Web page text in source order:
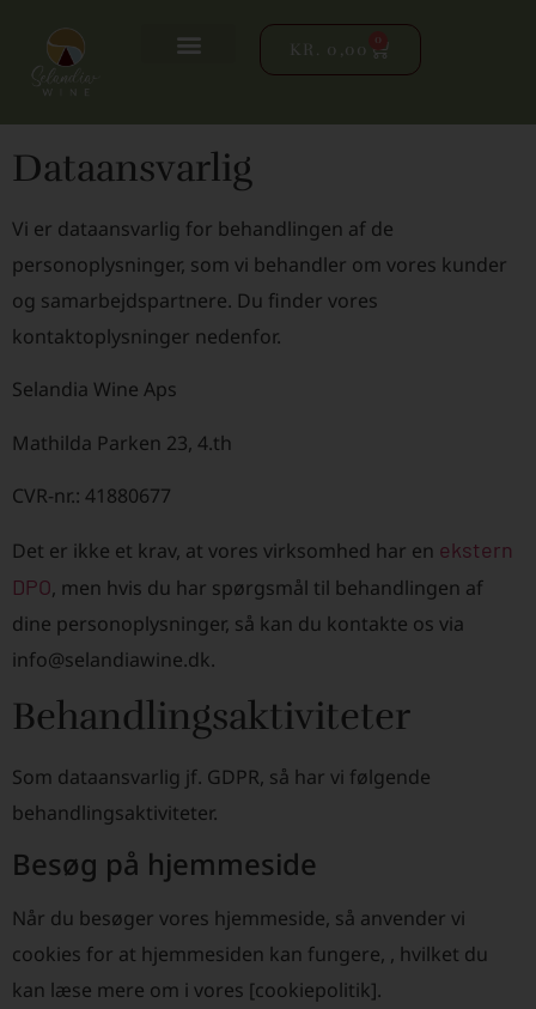
KR. 0,00 0
Dataansvarlig
Vi er dataansvarlig for behandlingen af de
personoplysninger, som vi behandler om vores kunder
og samarbejdspartnere. Du finder vores
kontaktoplysninger nedenfor.
Selandia Wine Aps
Mathilda Parken 23, 4.th
CVR-nr.: 41880677
Det er ikke et krav, at vores virksomhed har en ekstern
DPO, men hvis du har spørgsmål til behandlingen af
dine personoplysninger, så kan du kontakte os via
info@selandiawine.dk.
Behandlingsaktiviteter
Som dataansvarlig jf. GDPR, så har vi følgende
behandlingsaktiviteter.
Besøg på hjemmeside
Når du besøger vores hjemmeside, så anvender vi
cookies for at hjemmesiden kan fungere, , hvilket du
kan læse mere om i vores [cookiepolitik].